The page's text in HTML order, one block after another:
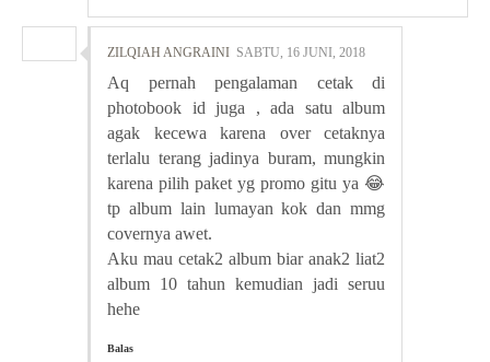
ZILQIAH ANGRAINI SABTU, 16 JUNI, 2018
Aq pernah pengalaman cetak di
photobook id juga , ada satu album
agak kecewa karena over cetaknya
terlalu terang jadinya buram, mungkin
karena pilih paket yg promo gitu ya 😂
tp album lain lumayan kok dan mmg
covernya awet.
Aku mau cetak2 album biar anak2 liat2
album 10 tahun kemudian jadi seruu
hehe
Balas